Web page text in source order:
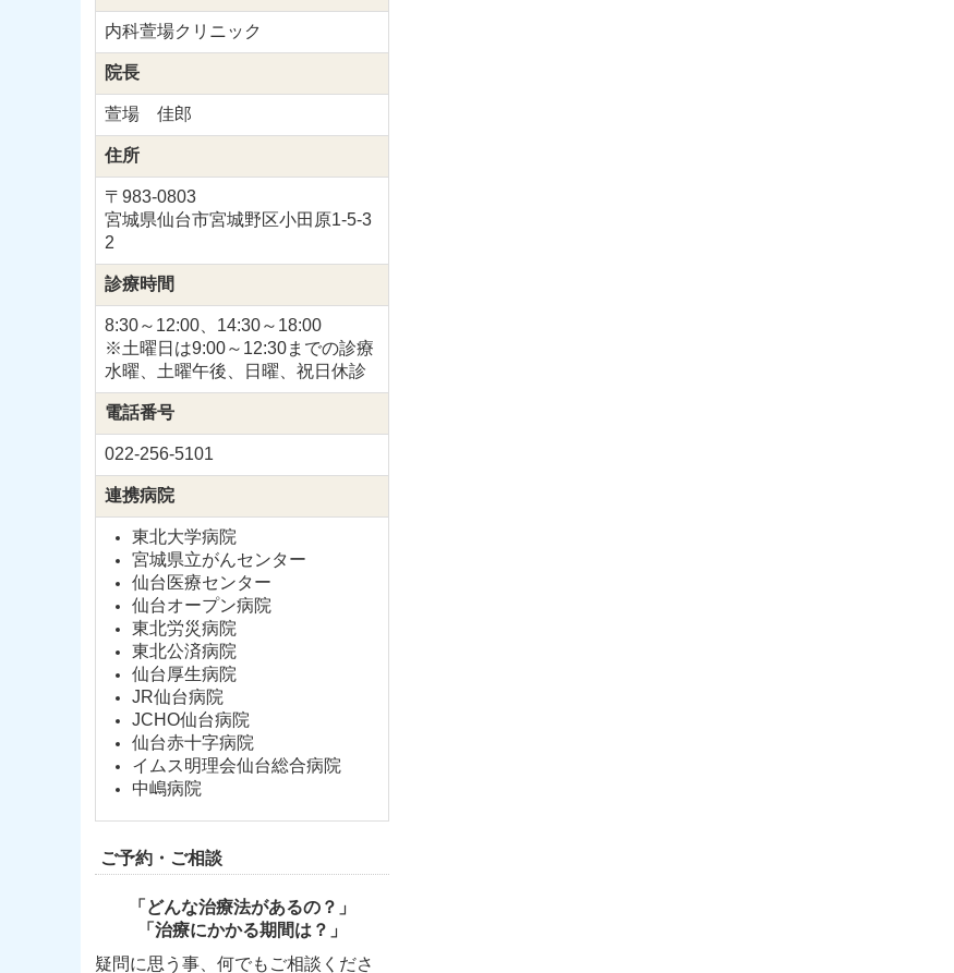
内科萱場クリニック
院長
萱場 佳郎
住所
〒983-0803
宮城県仙台市宮城野区小田原1-5-3
2
診療時間
8:30～12:00、 14:30～18:00
※土曜日は9:00～12:30までの診療
水曜、土曜午後、日曜、祝日休診
電話番号
022-256-5101
連携病院
東北大学病院
宮城県立がんセンター
仙台医療センター
仙台オープン病院
東北労災病院
東北公済病院
仙台厚生病院
JR仙台病院
JCHO仙台病院
仙台赤十字病院
イムス明理会仙台総合病院
中嶋病院
ご予約・ご相談
「どんな治療法があるの？」
「治療にかかる期間は？」
疑問に思う事、何でもご相談くださ